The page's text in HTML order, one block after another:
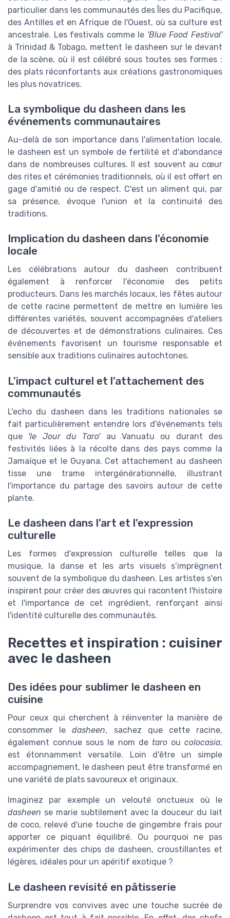
particulier dans les communautés des Îles du Pacifique,
des Antilles et en Afrique de l'Ouest, où sa culture est
ancestrale. Les festivals comme le 'Blue Food Festival'
à Trinidad & Tobago, mettent le dasheen sur le devant
de la scène, où il est célébré sous toutes ses formes :
des plats réconfortants aux créations gastronomiques
les plus novatrices.
La symbolique du dasheen dans les
événements communautaires
Au-delà de son importance dans l'alimentation locale,
le dasheen est un symbole de fertilité et d'abondance
dans de nombreuses cultures. Il est souvent au cœur
des rites et cérémonies traditionnels, où il est offert en
gage d'amitié ou de respect. C'est un aliment qui, par
sa présence, évoque l'union et la continuité des
traditions.
Implication du dasheen dans l'économie
locale
Les célébrations autour du dasheen contribuent
également à renforcer l'économie des petits
producteurs. Dans les marchés locaux, les fêtes autour
de cette racine permettent de mettre en lumière les
différentes variétés, souvent accompagnées d'ateliers
de découvertes et de démonstrations culinaires. Ces
événements favorisent un tourisme responsable et
sensible aux traditions culinaires autochtones.
L'impact culturel et l'attachement des
communautés
L'echo du dasheen dans les traditions nationales se
fait particulièrement entendre lors d'événements tels
que 'le Jour du Taro'au Vanuatu ou durant des
festivités liées à la récolte dans des pays comme la
Jamaïque et le Guyana. Cet attachement au dasheen
tisse une trame intergénérationnelle, illustrant
l'importance du partage des savoirs autour de cette
plante.
Le dasheen dans l'art et l'expression
culturelle
Les formes d'expression culturelle telles que la
musique, la danse et les arts visuels s’imprègnent
souvent de la symbolique du dasheen. Les artistes s'en
inspirent pour créer des œuvres qui racontent l'histoire
et l'importance de cet ingrédient, renforçant ainsi
l'identité culturelle des communautés.
Recettes et inspiration : cuisiner
avec le dasheen
Des idées pour sublimer le dasheen en
cuisine
Pour ceux qui cherchent à réinventer la manière de
consommer ledasheen, sachez que cette racine,
également connue sous le nom de taroou colocasia,
est étonnamment versatile. Loin d'être un simple
accompagnement, le dasheen peut être transformé en
une variété de plats savoureux et originaux.
Imaginez par exemple un velouté onctueux où le
dasheen se marie subtilement avec la douceur du lait
de coco, relevé d'une touche de gingembre frais pour
apporter ce piquant équilibré. Ou pourquoi ne pas
expérimenter des chips de dasheen, croustillantes et
légères, idéales pour un apéritif exotique ?
Le dasheen revisité en pâtisserie
Surprendre vos convives avec une touche sucrée de